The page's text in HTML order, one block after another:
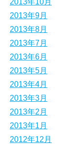
2013年9月
2013年8月
2013年7月
2013年6月
2013年5月
2013年4月
2013年3月
2013年2月
2013年1月
2012年12月